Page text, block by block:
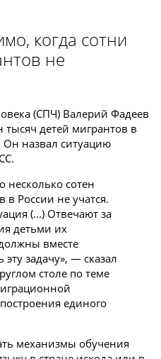
когда сотни
не
(СПЧ) Валерий Фадеев
тысяч детей мигрантов в
назвал ситуацию
сотен
в России не учатся.
(...) Отвечают за
детьми их
вместе
задачу», — сказал
столе по теме
единого
механизмы обучения